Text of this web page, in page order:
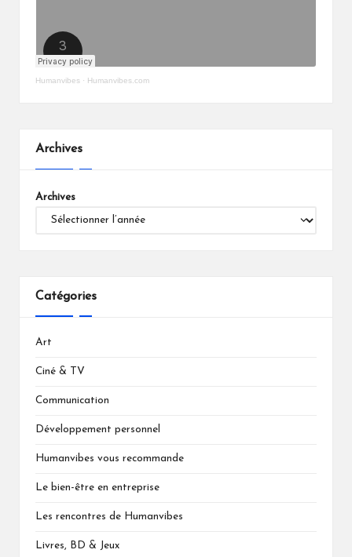
Humanvibes · Humanvibes.com
Archives
Archives
Catégories
Art
Ciné & TV
Communication
Développement personnel
Humanvibes vous recommande
Le bien-être en entreprise
Les rencontres de Humanvibes
Livres, BD & Jeux